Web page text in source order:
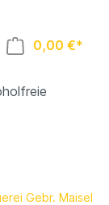
0,00 €*
Gebr. Maisel